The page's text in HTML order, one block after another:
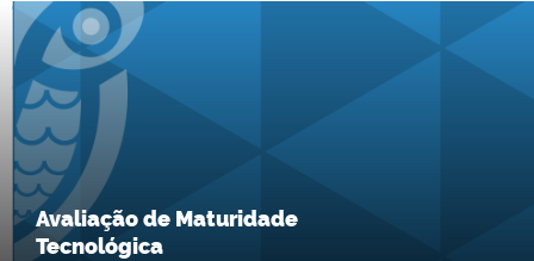
Avaliação de Maturidade
Tecnológica